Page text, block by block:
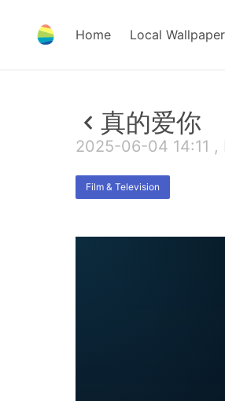
Home Local Wallpaper
真的爱你
2025-06-04 14:11 ,
Film & Television